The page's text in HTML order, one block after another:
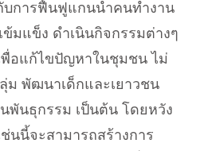
บการฟื้นฟูแกนนำคนทำงาน
มแข็ง ดำเนินกิจกรรมต่างๆ
พื่อแก้ไขปัญหาในชุมชน ไม่
ม พัฒนาเด็กและเยาวชน
พันธุกรรม เป็นต้น โดยหวัง
นนี้จะสามารถสร้างการ